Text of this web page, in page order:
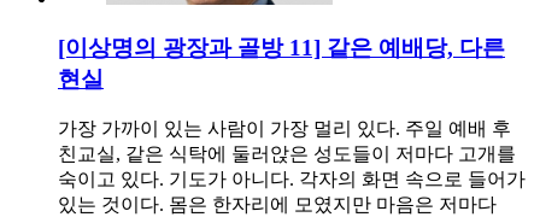
[이상명의 광장과 골방 11] 같은 예배당, 다른
현실
가장 가까이 있는 사람이 가장 멀리 있다. 주일 예배 후
친교실, 같은 식탁에 둘러앉은 성도들이 저마다 고개를
숙이고 있다. 기도가 아니다. 각자의 화면 속으로 들어가
있는 것이다. 몸은 한자리에 모였지만 마음은 저마다